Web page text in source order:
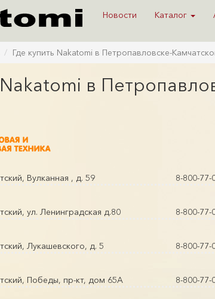
Новости Каталог
Где купить Nakatomi в Петропавловске-
Nakatomi в
Вулканная , д. 59 8-800-77-
ул. Ленинградская д.80 8-800-77-
Лукашевского, д. 5 8-800-77-
Победы, пр-кт, дом 65А 8-800-77-